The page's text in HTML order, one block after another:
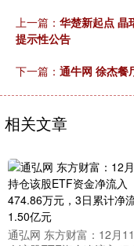
上一篇： 华楚新起点 晶
提示性公告
下一篇： 通牛网 徐杰餐
相关文章
通弘网 东方财富：12月